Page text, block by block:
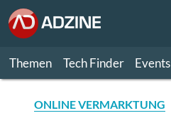
Themen Tech Finder Events
ONLINE VERMARKTUNG